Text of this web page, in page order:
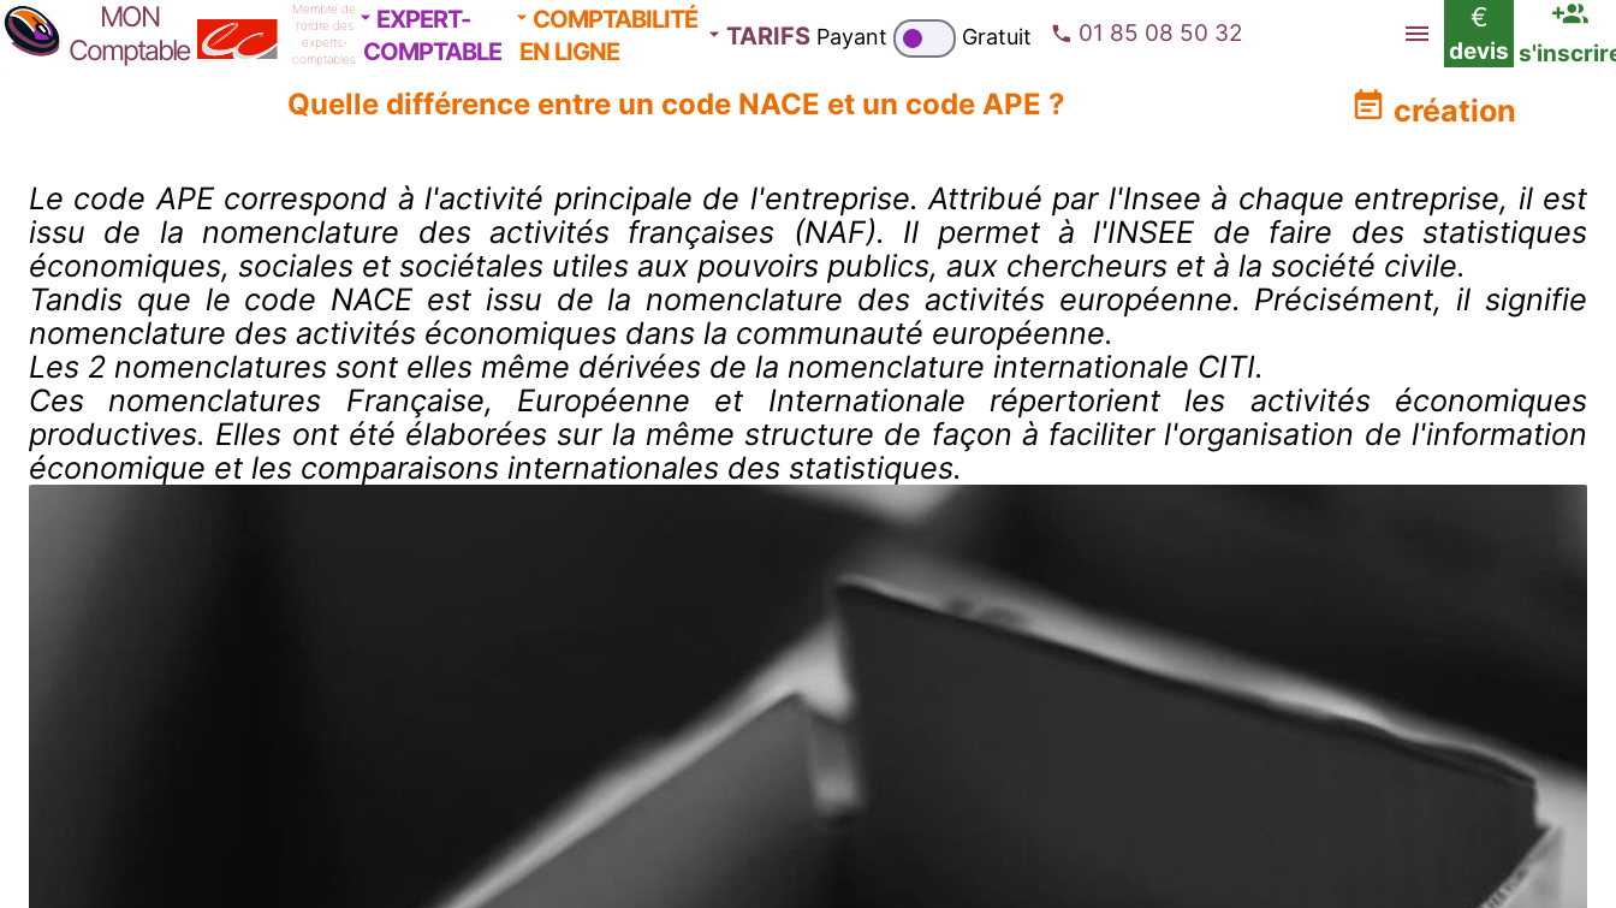
MON
Comptable
Membre de
l'ordre des
experts-
comptables
EXPERT-
COMPTABLE
COMPTABILITÉ
EN LIGNE
TARIFS Payant Gratuit 01 85 08 50 32
€
devis
Quelle différence entre un code NACE et un code APE ? création
Le code APE correspond à l'activité principale de l'entreprise. Attribué par l'Insee à chaque entreprise, il est
issu de la nomenclature des activités françaises (NAF). Il permet à l'INSEE de faire des statistiques
économiques, sociales et sociétales utiles aux pouvoirs publics, aux chercheurs et à la société civile.
Tandis que le code NACE est issu de la nomenclature des activités européenne. Précisément, il signifie
nomenclature des activités économiques dans la communauté européenne.
Les 2 nomenclatures sont elles même dérivées de la nomenclature internationale CITI.
Ces nomenclatures Française, Européenne et Internationale répertorient les activités économiques
productives. Elles ont été élaborées sur la même structure de façon à faciliter l'organisation de l'information
économique et les comparaisons internationales des statistiques.